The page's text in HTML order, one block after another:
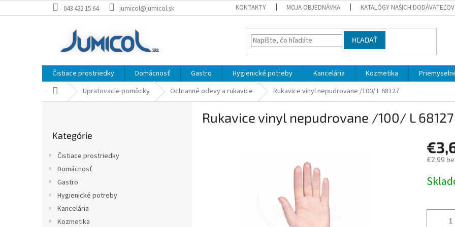
na
043 422 15 64 jumicol@jumicol.sk KONTAKTY MOJA OBJEDNÁVKA KATALÓGY NAŠICH DODÁVATEĽOV
HĽADAŤ
Čistiace prostriedky Domácnosť Gastro Hygienické potreby Kancelária Kozmetika
DomovUpratovacie pomôcky Ochranné odevy a rukavice Rukavice vinyl nepudrovane /100/ L 68127
kategórie
Kategórie
Čistiace prostriedky
Domácnosť
Gastro
Hygienické potreby
Kancelária
Kozmetika
Rukavice vinyl nepudrovane /100/ L 68127
€2,99
cena: